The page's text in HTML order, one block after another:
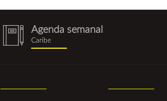
notebook
(1).png
Agenda semanal
Caribe